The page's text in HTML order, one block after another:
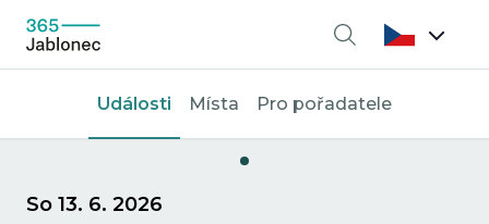
Vyhledávání
Události Místa Pro pořadatele
So 13. 6. 2026